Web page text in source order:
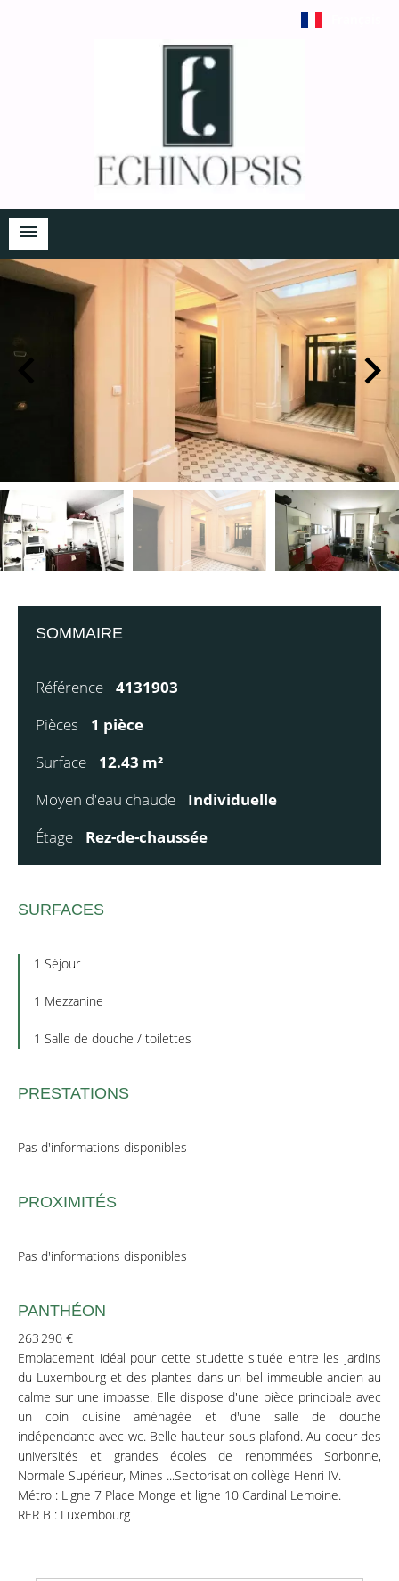
SOMMAIRE
Référence
4131903
Pièces
1 pièce
Surface
12.43 m²
Moyen d'eau chaude
Individuelle
Étage
Rez-de-chaussée
SURFACES
1 Séjour
1 Mezzanine
1 Salle de douche / toilettes
PRESTATIONS
Pas d'informations disponibles
PROXIMITÉS
Pas d'informations disponibles
PANTHÉON
263 290 €
Emplacement idéal pour cette studette située entre les jardins
du Luxembourg et des plantes dans un bel immeuble ancien au
calme sur une impasse. Elle dispose d'une pièce principale avec
un coin cuisine aménagée et d'une salle de douche
indépendante avec wc. Belle hauteur sous plafond. Au coeur des
universités et grandes écoles de renommées Sorbonne,
Normale Supérieur, Mines ...Sectorisation collège Henri IV.
Métro : Ligne 7 Place Monge et ligne 10 Cardinal Lemoine.
RER B : Luxembourg